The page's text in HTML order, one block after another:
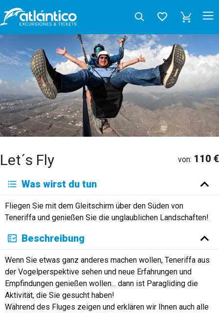
Let´s Fly von: 110 €
Was wirst du tun
Fliegen Sie mit dem Gleitschirm über den Süden von
Teneriffa und genießen Sie die unglaublichen Landschaften!
Beschreibung
Wenn Sie etwas ganz anderes machen wollen, Teneriffa aus
der Vogelperspektive sehen und neue Erfahrungen und
Empfindungen genießen wollen... dann ist Paragliding die
Aktivität, die Sie gesucht haben!
Während des Fluges zeigen und erklären wir Ihnen auch alle